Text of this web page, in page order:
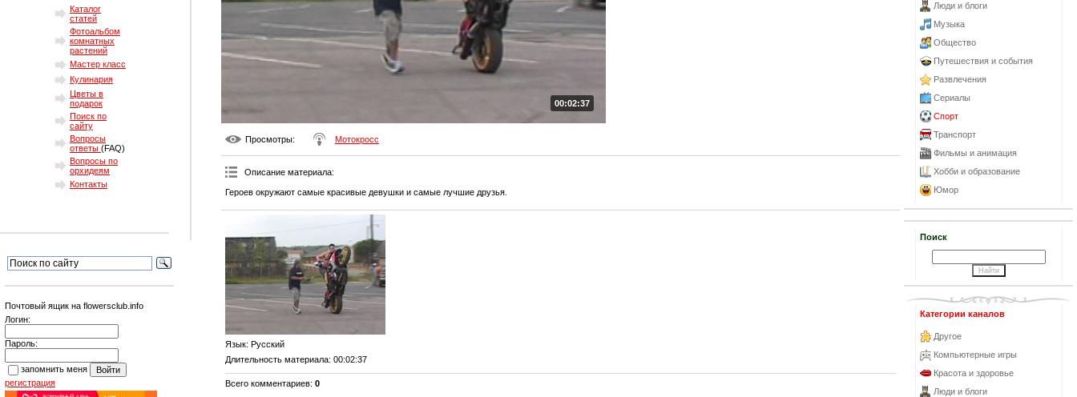
Каталог
статей
Фотоальбом
комнатных
растений
Мастер класс
Кулинария
Цветы в
подарок
Поиск по
сайту
Вопросы
ответы (FAQ)
Вопросы по
орхидеям
Контакты
Почтовый ящик на flowersclub.info
Логин:
Пароль:
запомнить меня
регистрация
00:02:37
Просмотры: Мотокросс
Описание материала:
Героев окружают самые красивые девушки и самые лучшие друзья.
Язык: Русский
Длительность материала: 00:02:37
Всего комментариев: 0
Люди и блоги
Музыка
Общество
Путешествия и события
Развлечения
Сериалы
Спорт
Транспорт
Фильмы и анимация
Хобби и образование
Юмор
Поиск
Категории каналов
Другое
Компьютерные игры
Красота и здоровье
Люди и блоги